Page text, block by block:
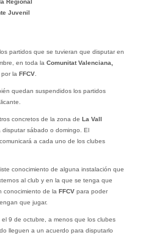
Regional
Juvenil
partidos que se tuvieran que disputar en
en toda la Comunitat Valenciana,
la FFCV.
quedan suspendidos los partidos
concretos de la zona de La Vall
disputar sábado o domingo. El
a cada uno de los clubes
conocimiento de alguna instalación que
al club y en la que se tenga que
conocimiento de la FFCVpara poder
que jugar.
9 de octubre, a menos que los clubes
lleguen a un acuerdo para disputarlo